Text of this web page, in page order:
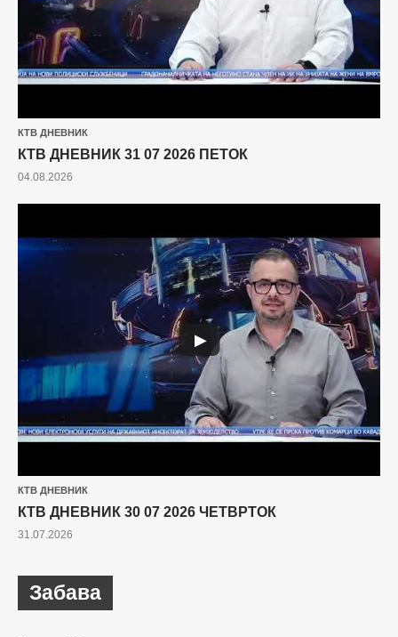
КТВ ДНЕВНИК
КТВ ДНЕВНИК 31 07 2026 ПЕТОК
04.08.2026
▶
КТВ ДНЕВНИК
КТВ ДНЕВНИК 30 07 2026 ЧЕТВРТОК
31.07.2026
Забава